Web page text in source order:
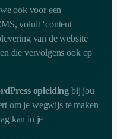
ook voor een
voluit ‘content
van de website
die vervolgens ook op
opleiding bij jou
om je wegwijs te maken
kan in je